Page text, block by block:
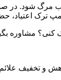
شود. در
ترک
مشاوره
و تخفیف